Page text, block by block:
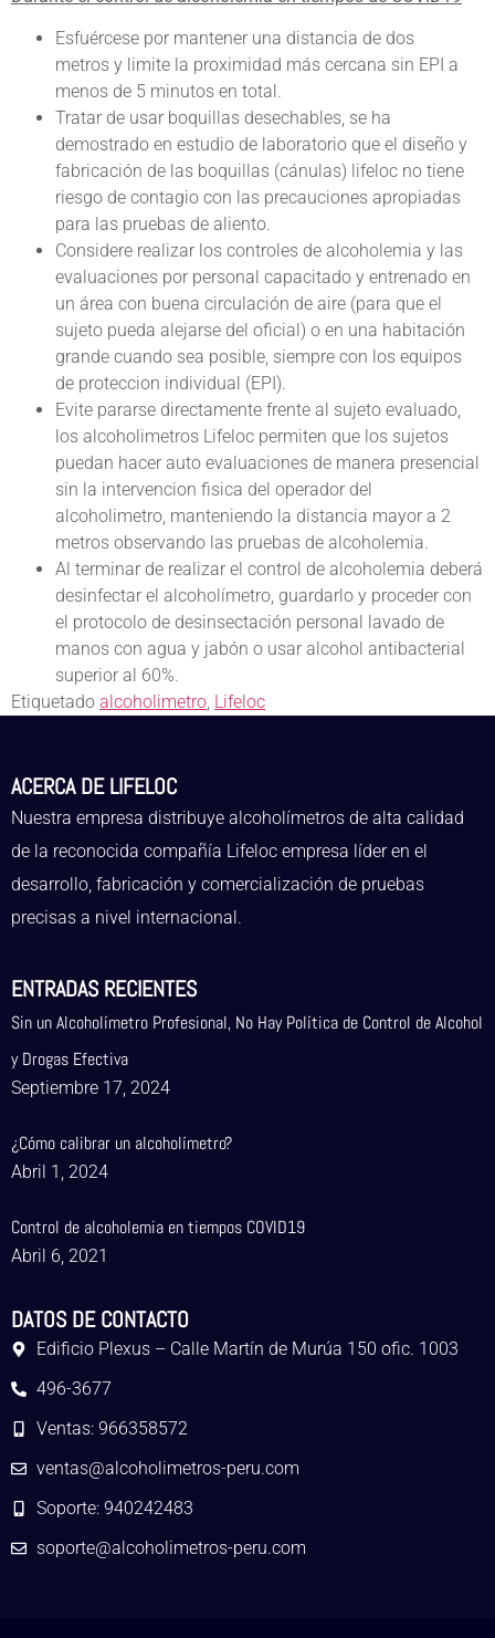
Esfuércese por mantener una distancia de dos
metros y limite la proximidad más cercana sin EPI a
menos de 5 minutos en total.
Tratar de usar boquillas desechables, se ha
demostrado en estudio de laboratorio que el diseño y
fabricación de las boquillas (cánulas) lifeloc no tiene
riesgo de contagio con las precauciones apropiadas
para las pruebas de aliento.
Considere realizar los controles de alcoholemia y las
evaluaciones por personal capacitado y entrenado en
un área con buena circulación de aire (para que el
sujeto pueda alejarse del oficial) o en una habitación
grande cuando sea posible, siempre con los equipos
de proteccion individual (EPI).
Evite pararse directamente frente al sujeto evaluado,
los alcoholimetros Lifeloc permiten que los sujetos
puedan hacer auto evaluaciones de manera presencial
sin la intervencion fisica del operador del
alcoholimetro, manteniendo la distancia mayor a 2
metros observando las pruebas de alcoholemia.
Al terminar de realizar el control de alcoholemia deberá
desinfectar el alcoholímetro, guardarlo y proceder con
el protocolo de desinsectación personal lavado de
manos con agua y jabón o usar alcohol antibacterial
superior al 60%.
Etiquetado alcoholimetro, Lifeloc
ACERCA DE LIFELOC
Nuestra empresa distribuye alcoholímetros de alta calidad
de la reconocida compañía Lifeloc empresa líder en el
desarrollo, fabricación y comercialización de pruebas
precisas a nivel internacional.
ENTRADAS RECIENTES
Sin un Alcoholímetro Profesional, No Hay Política de Control de Alcohol
y Drogas Efectiva
Septiembre 17, 2024
¿Cómo calibrar un alcoholímetro?
Abril 1, 2024
Control de alcoholemia en tiempos COVID19
Abril 6, 2021
DATOS DE CONTACTO
Edificio Plexus – Calle Martín de Murúa 150 ofic. 1003
496-3677
Ventas: 966358572
ventas@alcoholimetros-peru.com
Soporte: 940242483
soporte@alcoholimetros-peru.com